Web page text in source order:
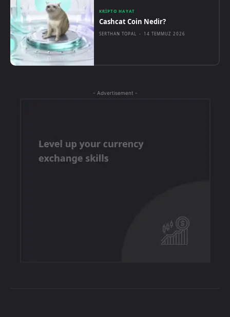
KRIPTO HAYAT
Cashcat Coin Nedir?
SERTHAN TOPAL - 14 TEMMUZ 2026
- Advertisement -